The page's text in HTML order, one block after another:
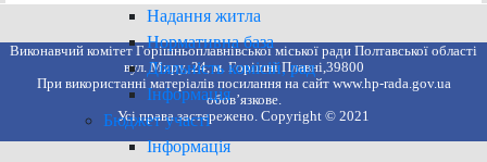
Надання житла
Нормативна база
Діяльність комісій, рад
Інформація
Бюджет участі
Інформація
Виконавчий комітет Горішньоплавнівської міської ради Полтавської області
вул. Миру, 24, м. Горішні Плавні,39800
При використанні матеріалів посилання на сайт www.hp-rada.gov.ua
обов’язкове.
Усі права застережено. Copyright © 2021